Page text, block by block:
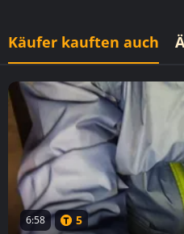
Käufer kauften auch
6:58 5